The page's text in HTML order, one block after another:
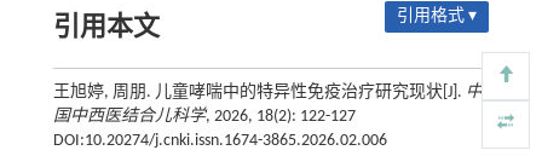
引用本文 引用格式 ▾
王旭婷, 周朋. 儿童哮喘中的特异性免疫治疗研究现状[J]. 中
国中西医结合儿科学, 2026, 18(2): 122-127
DOI:10.20274/j.cnki.issn.1674-3865.2026.02.006